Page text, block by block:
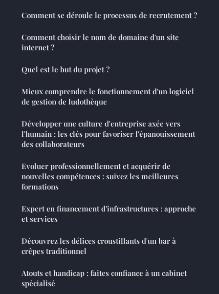
Comment se déroule le processus de recrutement ?
Comment choisir le nom de domaine d'un site
internet ?
Quel est le but du projet ?
Mieux comprendre le fonctionnement d'un logiciel
de gestion de ludothèque
Développer une culture d'entreprise axée vers
l'humain : les clés pour favoriser l'épanouissement
des collaborateurs
Evoluer professionnellement et acquérir de
nouvelles compétences : suivez les meilleures
formations
Expert en financement d'infrastructures : approche
et services
Découvrez les délices croustillants d'un bar à
crêpes traditionnel
Atouts et handicap : faites confiance à un cabinet
spécialisé